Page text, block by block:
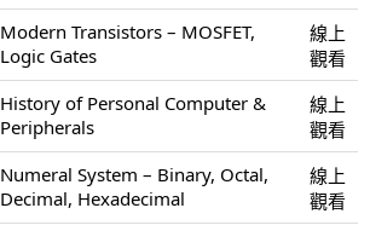
Modern Transistors – MOSFET,
Logic Gates
線上
觀看
History of Personal Computer &
Peripherals
線上
觀看
Numeral System – Binary, Octal,
Decimal, Hexadecimal
線上
觀看